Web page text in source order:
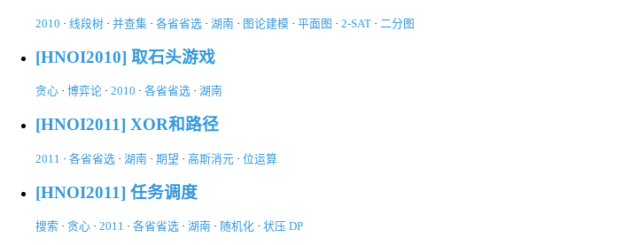
2010 · 线段树 · 并查集 · 各省省选 · 湖南 · 图论建模 · 平面图 · 2-SAT · 二分图
[HNOI2010] 取石头游戏
贪心 · 博弈论 · 2010 · 各省省选 · 湖南
[HNOI2011] XOR和路径
2011 · 各省省选 · 湖南 · 期望 · 高斯消元 · 位运算
[HNOI2011] 任务调度
搜索 · 贪心 · 2011 · 各省省选 · 湖南 · 随机化 · 状压 DP